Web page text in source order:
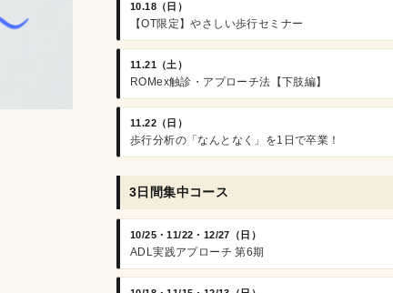
10.18（日）
【OT限定】やさしい歩行セミナー
11.21（土）
ROMex触診・アプローチ法【下肢編】
11.22（日）
歩行分析の「なんとなく」を1日で卒業！
3日間集中コース
10/25・11/22・12/27（日）
ADL実践アプローチ 第6期